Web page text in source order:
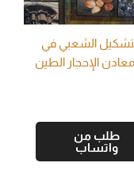
الشعبي في
الإحجار الطين
طلب من
واتساب